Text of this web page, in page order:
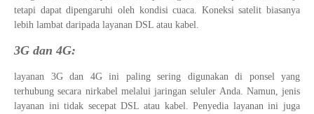
tetapi dapat dipengaruhi oleh kondisi cuaca. Koneksi satelit biasanya
lebih lambat daripada layanan DSL atau kabel.
3G dan 4G:
layanan 3G dan 4G ini paling sering digunakan di ponsel yang
terhubung secara nirkabel melalui jaringan seluler Anda. Namun, jenis
layanan ini tidak secepat DSL atau kabel. Penyedia layanan ini juga